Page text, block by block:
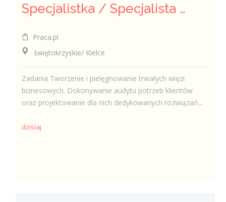
Specjalistka / Specjalista ds. Sprzedaży ubezpieczeń
Praca.pl
świętokrzyskie/ Kielce
Zadania Tworzenie i pielęgnowanie trwałych więzi
biznesowych. Dokonywanie audytu potrzeb klientów
oraz projektowanie dla nich dedykowanych rozwiązań...
dzisiaj